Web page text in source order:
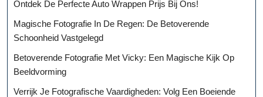
Ontdek De Perfecte Auto Wrappen Prijs Bij Ons!
Magische Fotografie In De Regen: De Betoverende
Schoonheid Vastgelegd
Betoverende Fotografie Met Vicky: Een Magische Kijk Op
Beeldvorming
Verrijk Je Fotografische Vaardigheden: Volg Een Boeiende